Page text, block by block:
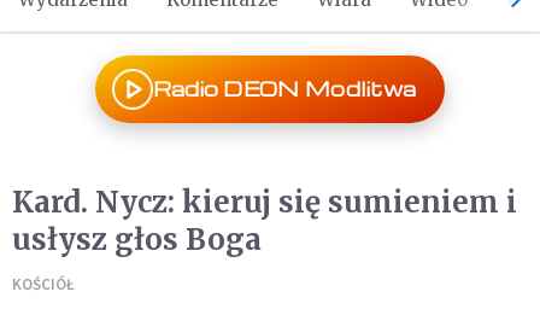
Radio DEON Modlitwa
Kard. Nycz: kieruj się sumieniem i
usłysz głos Boga
KOŚCIÓŁ